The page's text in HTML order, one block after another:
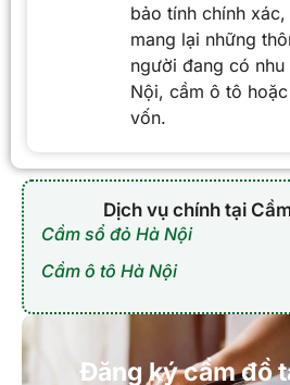
bảo tính chính
mang lại những
người đang có
Nội, cầm ô tô
vốn.
Dịch vụ chính tại
Cầm sổ đỏ Hà Nội
Cầm ô tô Hà Nội
Đăng ký cầm đồ